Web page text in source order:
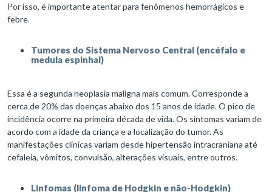
Por isso, é importante atentar para fenômenos hemorrágicos e
febre.
Tumores do Sistema Nervoso Central (encéfalo e
medula espinhal)
Essa é a segunda neoplasia maligna mais comum. Corresponde a
cerca de 20% das doenças abaixo dos 15 anos de idade. O pico de
incidência ocorre na primeira década de vida. Os sintomas variam de
acordo com a idade da criança e a localização do tumor. As
manifestações clínicas variam desde hipertensão intracraniana até
cefaleia, vômitos, convulsão, alterações visuais, entre outros.
Linfomas (linfoma de Hodgkin e não-Hodgkin)